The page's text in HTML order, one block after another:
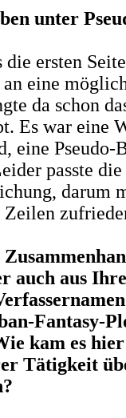
unter
die ersten
an eine
da schon
Es war eine
eine
passte
darum
auch aus
Fantasy-
kam es
Tätigkeit